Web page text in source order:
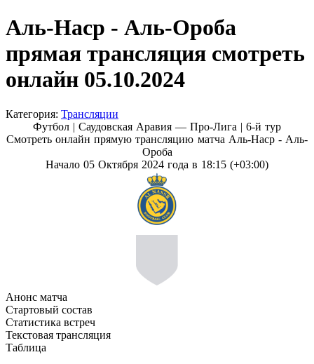
Аль-Наср - Аль-Ороба
прямая трансляция смотреть
онлайн 05.10.2024
Категория: Трансляции
Футбол | Саудовская Аравия — Про-Лига |6-й тур
Смотреть онлайн прямую трансляцию матча Аль-Наср - Аль-
Ороба
Начало 05 Октября 2024 года в 18:15 (+03:00)
Анонс матча
Стартовый состав
Статистика встреч
Текстовая трансляция
Таблица